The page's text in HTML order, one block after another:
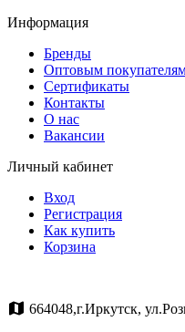
Информация
Бренды
Оптовым
Сертификаты
Контакты
О нас
Вакансии
Личный кабинет
Вход
Регистрация
Как купить
Корзина
664048,г.Иркутск,